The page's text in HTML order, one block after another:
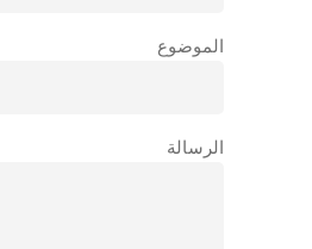
الموضوع
الرسالة